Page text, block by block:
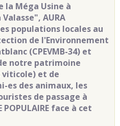
la Méga Usine à
AURA
populations locales au
de l'Environnement
(CPEVMB-34) et
notre patrimoine
et de
es des animaux, les
de passage à
POPULAIRE face à cet